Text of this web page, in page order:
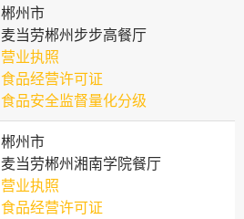
郴州市
麦当劳郴州步步高餐厅
营业执照
食品经营许可证
食品安全监督量化分级
郴州市
麦当劳郴州湘南学院餐厅
营业执照
食品经营许可证